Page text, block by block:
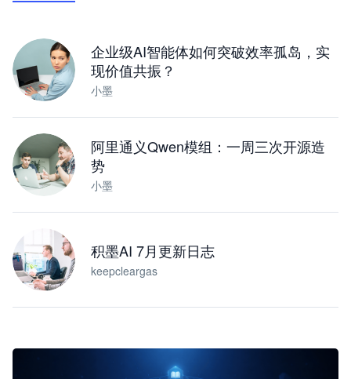
企业级AI智能体如何突破效率孤岛，实
现价值共振？
小墨
阿里通义Qwen模组：一周三次开源造
势
小墨
积墨AI 7月更新日志
keepcleargas